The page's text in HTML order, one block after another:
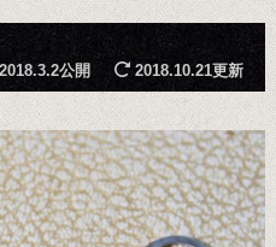
2018.3.2公開
2018.10.21更新